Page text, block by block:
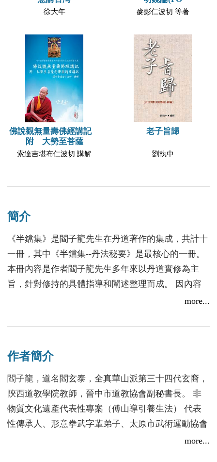
徐大年 麥彭仁波切 等著
佛說觀無量壽佛經講記
附 大勢至菩薩
索達吉堪布仁波切 講解
老子旨歸
劉執中
簡介
《半鐺集》是閻子龍先生在丹道著作的集成，共計十
一冊，其中《半鐺集--丹法秘要》是最核心的一冊。
本冊內容是作者閻子龍先生多年來以丹道實修為主
旨，針對修持的具體指導和闡述整理而成。 因內容
多是自身體會及與弟子之間的交流指導，故用語精
者極其難得、非常實用的“速查手冊”。
大道理解的自然顯露，以內丹為核心圭旨，內容涉獵
爐鼎、藥物、火侯; 祖師讚頌; 勸世感懷等，內丹實修
密意反覆出現。
看下方擾擾紅塵，富貴幾時，只抵五更炊黍夢
溯上界茫茫浩劫，神仙不老，全憑一點度人心
more...
作者簡介
閻子龍，道名閻玄泰，全真華山派第三十四代玄裔，
陝西道教學院教師，晉中市道教協會副秘書長。 非
物質文化遺產代表性專案（傅山導引養生法） 代表
性傳承人、形意拳武字輩弟子、太原市武術運動協會
副主席、太原市形意拳協會副主席，中國武術家運動
more...